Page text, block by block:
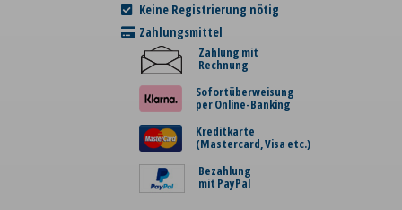
Keine Registrierung nötig
Zahlungsmittel
Zahlung mit
Rechnung
Sofortüberweisung
per Online-Banking
Kreditkarte
(Mastercard, Visa etc.)
Bezahlung
mit PayPal